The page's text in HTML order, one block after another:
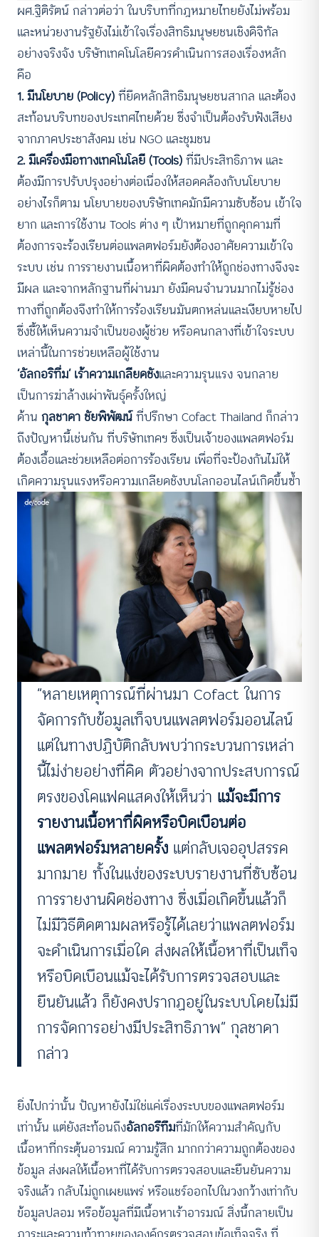
ผศ.ฐิติรัตน์ กล่าวต่อว่า ในบริบทที่กฎหมายไทยยังไม่พร้อม
และหน่วยงานรัฐยังไม่เข้าใจเรื่องสิทธิมนุษยชนเชิงดิจิทัล
อย่างจริงจัง บริษัทเทคโนโลยีควรดำเนินการสองเรื่องหลัก
คือ
1. มีนโยบาย (Policy)ที่ยึดหลักสิทธิมนุษยชนสากล และต้อง
สะท้อนบริบทของประเทศไทยด้วย ซึ่งจำเป็นต้องรับฟังเสียง
จากภาคประชาสังคม เช่น NGO และชุมชน
2. มีเครื่องมือทางเทคโนโลยี (Tools)ที่มีประสิทธิภาพ และ
ต้องมีการปรับปรุงอย่างต่อเนื่องให้สอดคล้องกับนโยบาย
อย่างไรก็ตาม นโยบายของบริษัทเทคมักมีความซับซ้อน เข้าใจ
ยาก และการใช้งาน Tools ต่าง ๆ เป้าหมายที่ถูกคุกคามที่
ต้องการจะร้องเรียนต่อแพลตฟอร์มยังต้องอาศัยความเข้าใจ
ระบบ เช่น การรายงานเนื้อหาที่ผิดต้องทำให้ถูกช่องทางจึงจะ
มีผล และจากหลักฐานที่ผ่านมา ยังมีคนจำนวนมากไม่รู้ช่อง
ทางที่ถูกต้องจึงทำให้การร้องเรียนมันตกหล่นและเงียบหายไป
ซึ่งชี้ให้เห็นความจำเป็นของผู้ช่วย หรือคนกลางที่เข้าใจระบบ
เหล่านี้ในการช่วยเหลือผู้ใช้งาน
‘อัลกอริทึ่ม’ เร้าความเกลียดชังและความรุนแรง จนกลาย
เป็นการฆ่าล้างเผ่าพันธุ์ครั้งใหญ่
ด้าน กุลชาดา ชัยพิพัฒน์ที่ปรึกษา Cofact Thailand ก็กล่าว
ถึงปัญหานี้เช่นกัน ที่บริษัทเทคฯ ซึ่งเป็นเจ้าของแพลตฟอร์ม
ต้องเอื้อและช่วยเหลือต่อการร้องเรียน เพื่อที่จะป้องกันไม่ให้
เกิดความรุนแรงหรือความเกลียดชังบนโลกออนไลน์เกิดขึ้นซ้ำ
“หลายเหตุการณ์ที่ผ่านมา Cofact ในการ
จัดการกับข้อมูลเท็จบนแพลตฟอร์มออนไลน์
แต่ในทางปฏิบัติกลับพบว่ากระบวนการเหล่า
นี้ไม่ง่ายอย่างที่คิด ตัวอย่างจากประสบการณ์
ตรงของโคแฟคแสดงให้เห็นว่า แม้จะมีการ
รายงานเนื้อหาที่ผิดหรือบิดเบือนต่อ
แพลตฟอร์มหลายครั้ง แต่กลับเจออุปสรรค
มากมาย ทั้งในแง่ของระบบรายงานที่ซับซ้อน
การรายงานผิดช่องทาง ซึ่งเมื่อเกิดขึ้นแล้วก็
ไม่มีวิธีติดตามผลหรือรู้ได้เลยว่าแพลตฟอร์ม
จะดำเนินการเมื่อใด ส่งผลให้เนื้อหาที่เป็นเท็จ
หรือบิดเบือนแม้จะได้รับการตรวจสอบและ
ยืนยันแล้ว ก็ยังคงปรากฏอยู่ในระบบโดยไม่มี
การจัดการอย่างมีประสิทธิภาพ” กุลชาดา
กล่าว
ยิ่งไปกว่านั้น ปัญหายังไม่ใช่แค่เรื่องระบบของแพลตฟอร์ม
เท่านั้น แต่ยังสะท้อนถึงอัลกอรึทึมที่มักให้ความสำคัญกับ
เนื้อหาที่กระตุ้นอารมณ์ ความรู้สึก มากกว่าความถูกต้องของ
ข้อมูล ส่งผลให้เนื้อหาที่ได้รับการตรวจสอบและยืนยันความ
จริงแล้ว กลับไม่ถูกเผยแพร่ หรือแชร์ออกไปในวงกว้างเท่ากับ
ข้อมูลปลอม หรือข้อมูลที่มีเนื้อหาเร้าอารมณ์ สิ่งนี้กลายเป็น